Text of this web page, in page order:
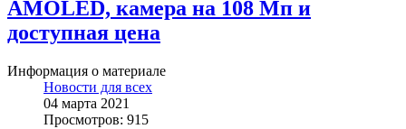
AMOLED, камера на 108 Мп и
доступная цена
Информация о материале
Новости для всех
04 марта 2021
Просмотров: 915